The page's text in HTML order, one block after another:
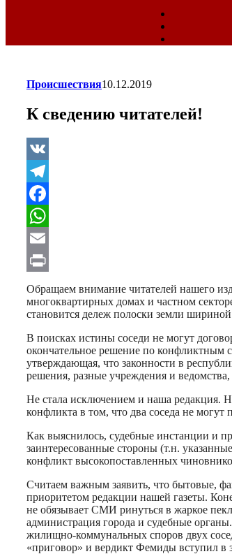
Происшествия10.12.2019
К сведению читателей!
VK
Telegram
Facebook
WhatsApp
Email
Print
Обращаем внимание читателей нашего
многоквартирных домах и частном
становится дележ полоски земли
В поисках истины соседи не могут
окончательное решение по конфликтным
утверждающая, что законности в
решения, разные учреждения и
Не стала исключением и наша редакция.
конфликта в том, что два соседа не
Как выяснилось, судебные инстанции и
заинтересованные стороны (т.н.
конфликт высокопоставленных
Считаем важным заявить, что бытовые,
приоритетом редакции нашей газеты.
не обязывает СМИ ринуться в жаркое
администрация города и судебные
жилищно-коммунальных споров двух
«приговор» и вердикт Фемиды вступил в